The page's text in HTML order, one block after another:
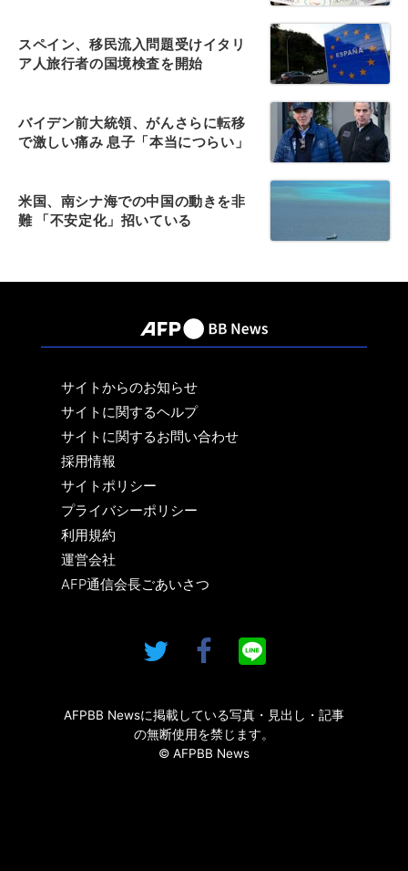
スペイン、移民流入問題受けイタリ
ア人旅行者の国境検査を開始
バイデン前大統領、がんさらに転移
で激しい痛み 息子「本当につらい」
米国、南シナ海での中国の動きを非
難 「不安定化」招いている
サイトからのお知らせ
サイトに関するヘルプ
サイトに関するお問い合わせ
採用情報
サイトポリシー
プライバシーポリシー
利用規約
運営会社
AFP通信会長ごあいさつ
AFPBB Newsに掲載している写真・見出し・記事
の無断使用を禁じます。
© AFPBB News